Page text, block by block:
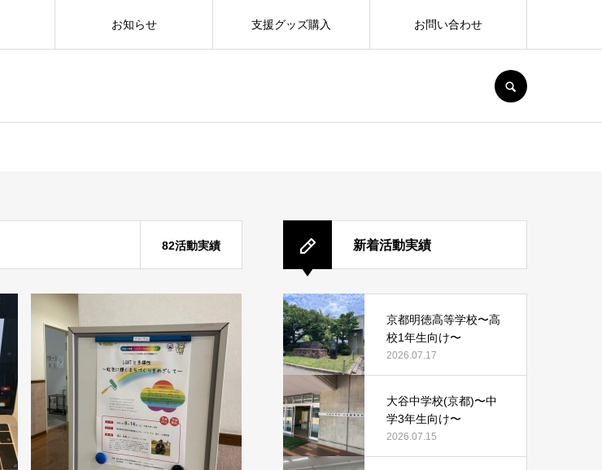
お知らせ 支援グッズ購入 お問い合わせ
82活動実績 新着活動実績
京都明徳高等学校〜高
校1年生向け〜
2026.07.17
大谷中学校(京都)〜中
学3年生向け〜
2026.07.15